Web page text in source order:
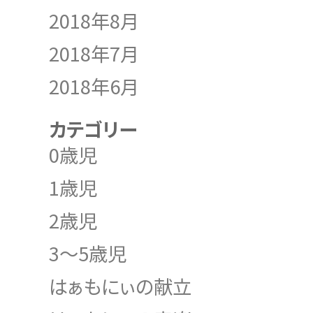
2018年8月
2018年7月
2018年6月
カテゴリー
0歳児
1歳児
2歳児
3～5歳児
はぁもにぃの献立